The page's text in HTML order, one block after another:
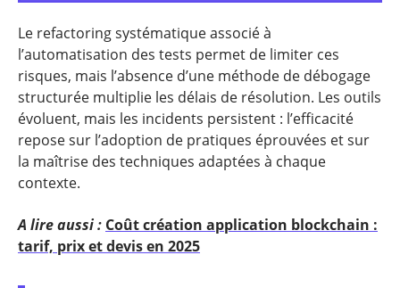
Le refactoring systématique associé à
l’automatisation des tests permet de limiter ces
risques, mais l’absence d’une méthode de débogage
structurée multiplie les délais de résolution. Les outils
évoluent, mais les incidents persistent : l’efficacité
repose sur l’adoption de pratiques éprouvées et sur
la maîtrise des techniques adaptées à chaque
contexte.
A lire aussi : Coût création application blockchain :
tarif, prix et devis en 2025